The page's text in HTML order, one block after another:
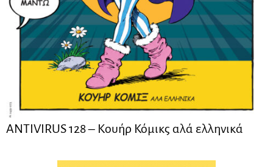
ANTIVIRUS 128 – Kουήρ Κόμικς αλά ελληνικά